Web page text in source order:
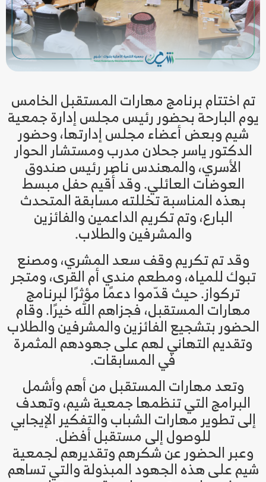
تم اختتام برنامج مهارات المستقبل الخامس
يوم البارحة بحضور رئيس مجلس إدارة جمعية
شيم وبعض أعضاء مجلس إدارتها، وحضور
الدكتور ياسر جحلان مدرب ومستشار الحوار
الأسري، والمهندس ناصر رئيس صندوق
العوضات العائلي. وقد أُقيم حفل مبسط
بهذه المناسبة تخللته مسابقة المتحدث
البارع، وتم تكريم الداعمين والفائزين
والمشرفين والطلاب.
وقد تم تكريم وقف سعد المشري، ومصنع
تبوك للمياه، ومطعم مندي أم القرى، ومتجر
تركواز. حيث قدّموا دعمًا مؤثرًا لبرنامج
مهارات المستقبل، فجزاهم الله خيرًا. وقام
الحضور بتشجيع الفائزين والمشرفين والطلاب
وتقديم التهاني لهم على جهودهم المثمرة
في المسابقات.
وتعد مهارات المستقبل من أهم وأشمل
البرامج التي تنظمها جمعية شيم، وتهدف
إلى تطوير مهارات الشباب والتفكير الإيجابي
للوصول إلى مستقبل أفضل.
وعبر الحضور عن شكرهم وتقديرهم لجمعية
شيم على هذه الجهود المبذولة والتي تساهم